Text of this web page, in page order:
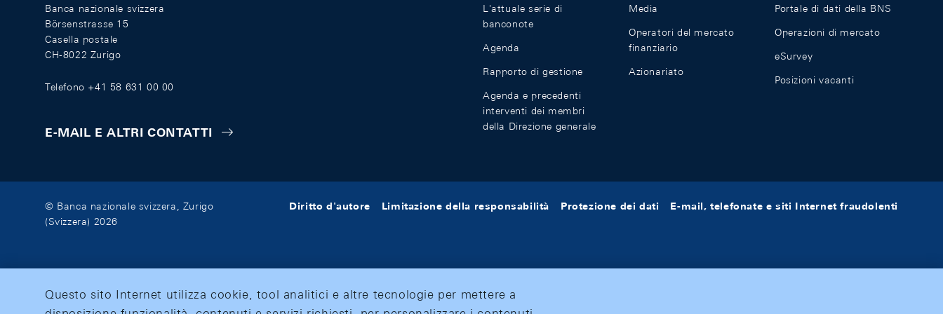
Banca nazionale svizzera
Börsenstrasse 15
Casella postale
CH-8022 Zurigo
Telefono +41 58 631 00 00
E-MAIL E ALTRI CONTATTI
L'attuale serie di
banconote
Agenda
Rapporto di gestione
Agenda e precedenti
interventi dei membri
della Direzione generale
Media
Operatori del mercato
finanziario
Azionariato
Portale di dati della BNS
Operazioni di mercato
eSurvey
Posizioni vacanti
© Banca nazionale svizzera, Zurigo
(Svizzera) 2026
Diritto d'autore Limitazione della responsabilità Protezione dei dati E-mail, telefonate e siti Internet fraudolenti
Questo sito Internet utilizza cookie, tool analitici e altre tecnologie per mettere a